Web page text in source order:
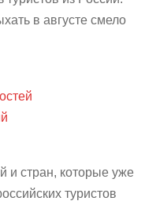
в августе смело
и стран, которые уже
туристов